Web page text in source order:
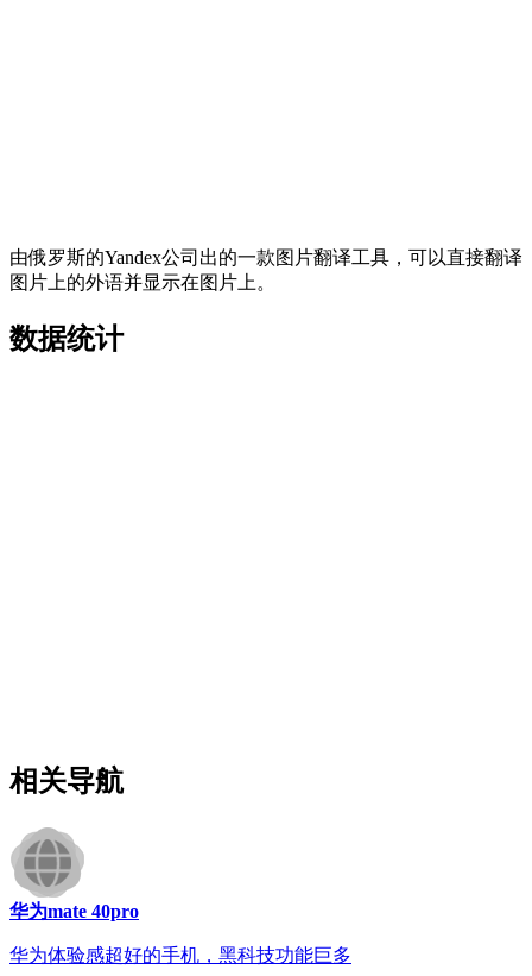
由俄罗斯的Yandex公司出的一款图片翻译工具，可以直接翻译
图片上的外语并显示在图片上。
数据统计
相关导航
华为mate 40pro
华为体验感超好的手机，黑科技功能巨多